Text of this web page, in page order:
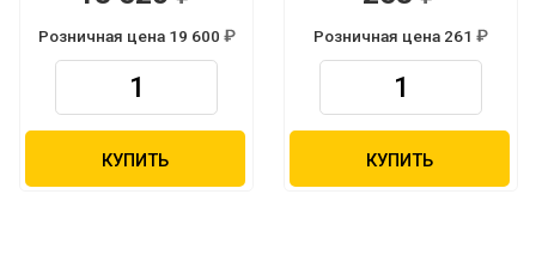
Розничная цена 19 600
КУПИТЬ
Розничная цена 261
КУПИТЬ
Р Р